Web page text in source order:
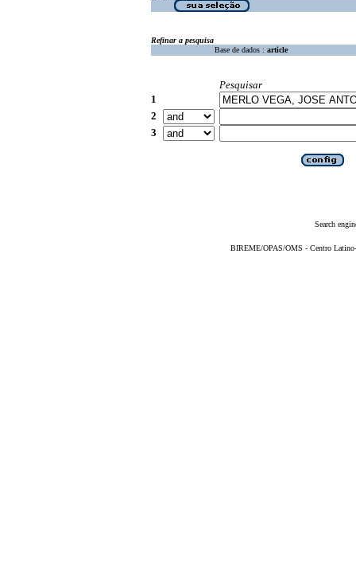
Refinar a pesquisa
Base de dados : article
Pesquisar
1
2
3
Search
BIREME/OPAS/OMS - Centro Latino-